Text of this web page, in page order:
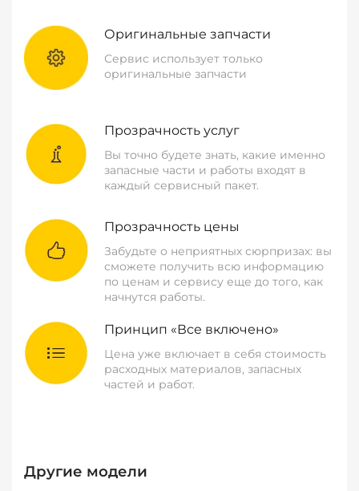
Оригинальные запчасти
Сервис использует только
оригинальные запчасти
Прозрачность услуг
Вы точно будете знать, какие именно
запасные части и работы входят в
каждый сервисный пакет.
Прозрачность цены
Забудьте о неприятных сюрпризах: вы
сможете получить всю информацию
по ценам и сервису еще до того, как
начнутся работы.
Принцип «Все включено»
Цена уже включает в себя стоимость
расходных материалов, запасных
частей и работ.
Другие модели